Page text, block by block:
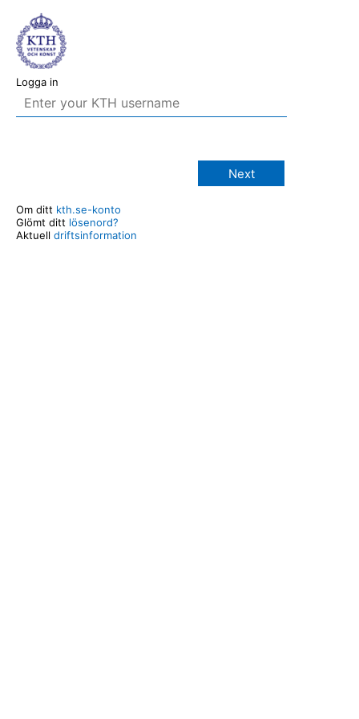
Logga in
Next
Om ditt kth.se-konto
Glömt ditt lösenord?
Aktuell driftsinformation